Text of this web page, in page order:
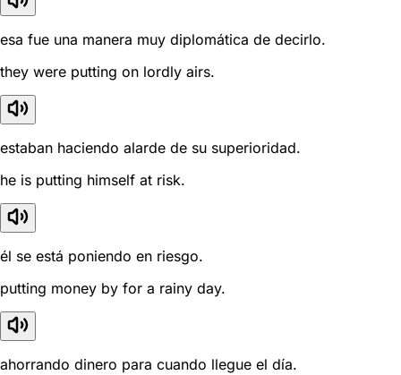
esa fue una manera muy diplomática de decirlo.
they were putting on lordly airs.
estaban haciendo alarde de su superioridad.
he is putting himself at risk.
él se está poniendo en riesgo.
putting money by for a rainy day.
ahorrando dinero para cuando llegue el día.